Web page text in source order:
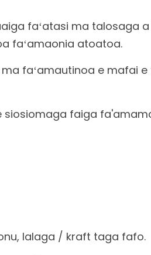
faʻatasi ma talosaga
faʻamaonia atoatoa.
faʻamautinoa e mafai
siosiomaga faiga
lalaga / kraft taga fafo.